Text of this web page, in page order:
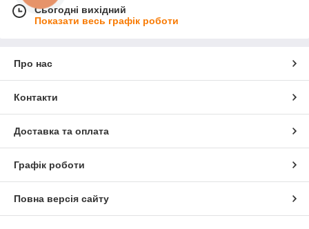
Сьогодні вихідний
Показати весь графік роботи
Про нас
Контакти
Доставка та оплата
Графік роботи
Повна версія сайту